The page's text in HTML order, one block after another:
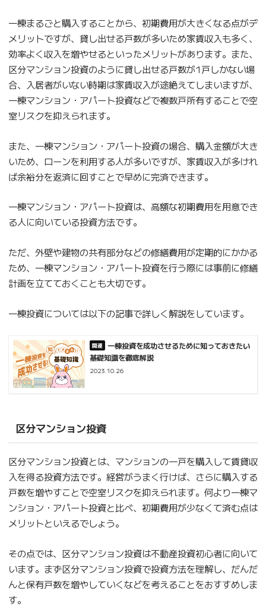
一棟まるごと購入することから、初期費用が大きくなる点がデ
メリットですが、貸し出せる戸数が多いため家賃収入も多く、
効率よく収入を増やせるといったメリットがあります。また、
区分マンション投資のように貸し出せる戸数が1戸しかない場
合、入居者がいない時期は家賃収入が途絶えてしまいますが、
一棟マンション・アパート投資などで複数戸所有することで空
室リスクを抑えられます。
また、一棟マンション・アパート投資の場合、購入金額が大き
いため、ローンを利用する人が多いですが、家賃収入が多けれ
ば余裕分を返済に回すことで早めに完済できます。
一棟マンション・アパート投資は、高額な初期費用を用意でき
る人に向いている投資方法です。
ただ、外壁や建物の共有部分などの修繕費用が定期的にかかる
ため、一棟マンション・アパート投資を行う際には事前に修繕
計画を立てておくことも大切です。
一棟投資については以下の記事で詳しく解説をしています。
一棟投資を成功させるために知っておきたい
基礎知識を徹底解説
2023.10.26
区分マンション投資
区分マンション投資とは、マンションの一戸を購入して賃貸収
入を得る投資方法です。経営がうまく行けば、さらに購入する
戸数を増やすことで空室リスクを抑えられます。何より一棟マ
ンション・アパート投資と比べ、初期費用が少なくて済む点は
メリットといえるでしょう。
その点では、区分マンション投資は不動産投資初心者に向いて
います。まず区分マンション投資で投資方法を理解し、だんだ
んと保有戸数を増やしていくなどを考えることをおすすめしま
す。